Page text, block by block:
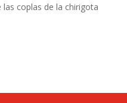
las coplas de la chirigota